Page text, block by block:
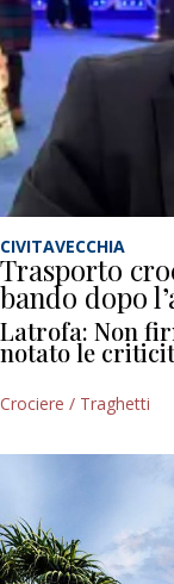
CIVITAVECCHIA
Trasporto
bando dopo
Latrofa: Non
notato le
Crociere / Traghetti